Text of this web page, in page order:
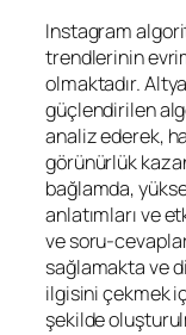
Instagram
trendlerinin
olmaktadır.
güçlendirilen
analiz ederek,
görünürlük
bağlamda,
anlatımları ve
ve soru-
sağlamakta ve
ilgisini çekmek
şekilde